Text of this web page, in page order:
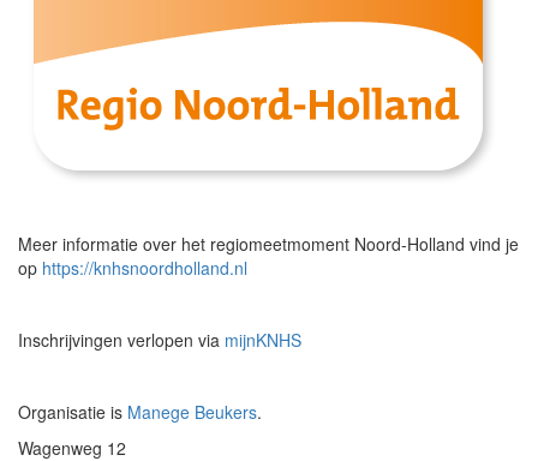
Meer informatie over het regiomeetmoment Noord-Holland vind je
op https://knhsnoordholland.nl
Inschrijvingen verlopen via mijnKNHS
Organisatie is Manege Beukers.
Wagenweg 12